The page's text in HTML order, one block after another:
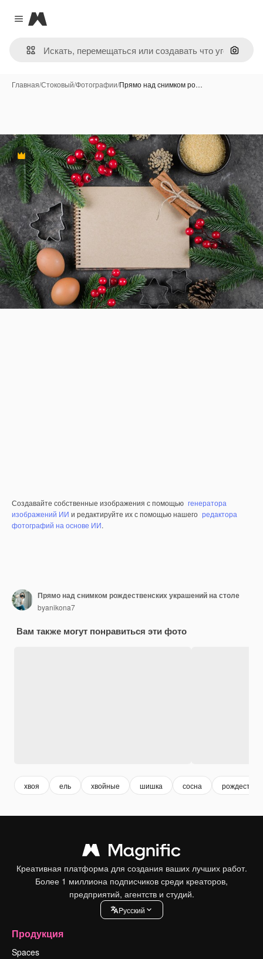
Close menu
Magnific
Поиск
Главная/Стоковый/Фотографии/Прямо над снимком ро…
Премиум
Создавайте собственные изображения с помощью генератора
изображений ИИ и редактируйте их с помощью нашего редактора
фотографий на основе ИИ.
Прямо над снимком рождественских украшений на столе
byanikona7
Вам также могут понравиться эти фото
хвоя ель хвойные шишка сосна
Креативная платформа для создания ваших лучших работ.
Более 1 миллиона подписчиков среди креаторов,
предприятий, агентств и студий.
Pусский
Продукция
Spaces